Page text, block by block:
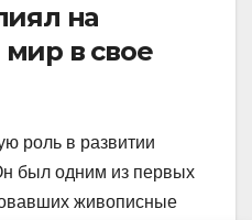
на
в свое
роль в развитии
был одним из первых
живописные